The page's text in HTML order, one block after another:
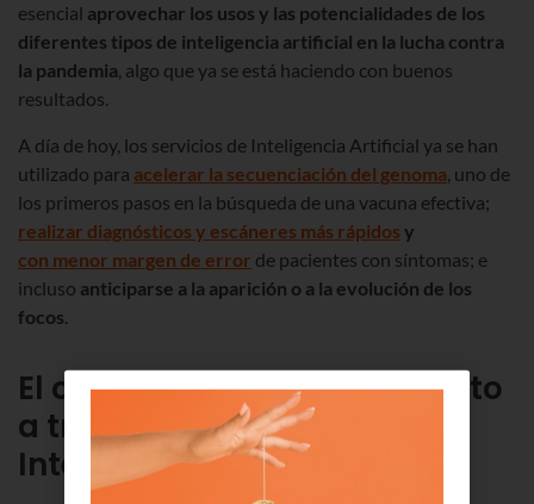
esencial aprovechar los usos y las potencialidades de los
diferentes tipos de inteligencia artificial en la lucha contra
la pandemia, algo que ya se está haciendo con buenos
resultados.
A día de hoy, los servicios de Inteligencia Artificial ya se han
utilizado para acelerar la secuenciación del genoma, uno de
los primeros pasos en la búsqueda de una vacuna efectiva;
realizar diagnósticos y escáneres más rápidos y
con menor margen de error de pacientes con síntomas; e
incluso anticiparse a la aparición o a la evolución de los
focos.
El origen de la pandemia, visto
a través de soluciones de
Inteligencia Artificial